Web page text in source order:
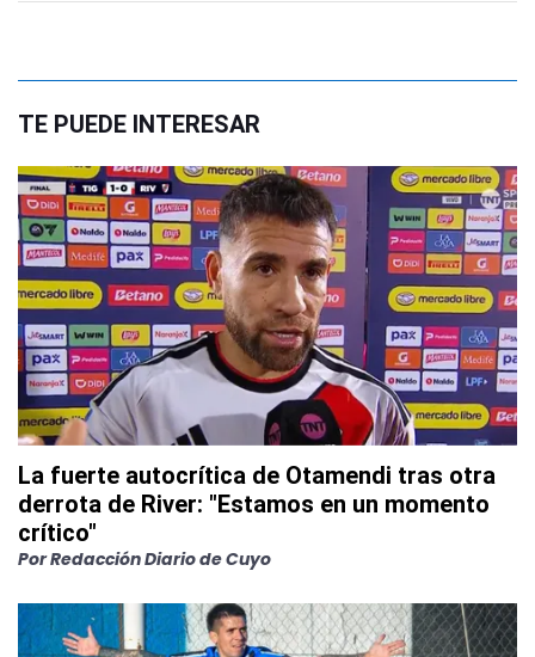
TE PUEDE INTERESAR
La fuerte autocrítica de Otamendi tras otra
derrota de River: "Estamos en un momento
crítico"
PorRedacción Diario de Cuyo